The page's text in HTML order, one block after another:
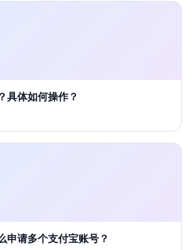
具体如何操作？
申请多个支付宝账号？